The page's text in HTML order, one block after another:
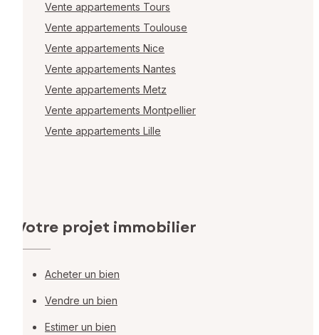
Vente appartements Tours
Vente appartements Toulouse
Vente appartements Nice
Vente appartements Nantes
Vente appartements Metz
Vente appartements Montpellier
Vente appartements Lille
Votre projet immobilier
Acheter un bien
Vendre un bien
Estimer un bien